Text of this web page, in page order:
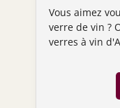
Maison
Cristal -
Baccarat
Vous aimez
verre de vin ?
verres à vin
vin du Rhin
d'Alsaces
forme